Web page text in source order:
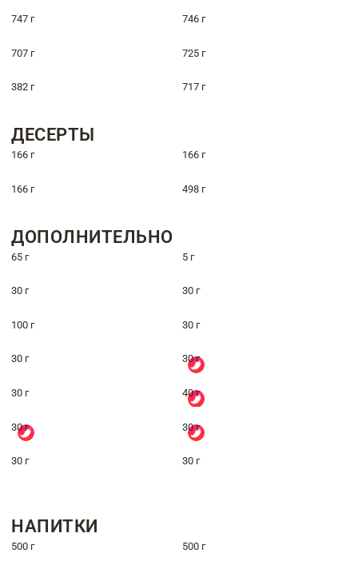
747 г 746 г
707 г 725 г
382 г 717 г
ДЕСЕРТЫ
166 г 166 г
166 г 498 г
ДОПОЛНИТЕЛЬНО
65 г 5 г
30 г 30 г
100 г 30 г
30 г 30 г
30 г 40 г
30 г 30 г
30 г 30 г
НАПИТКИ
500 г 500 г